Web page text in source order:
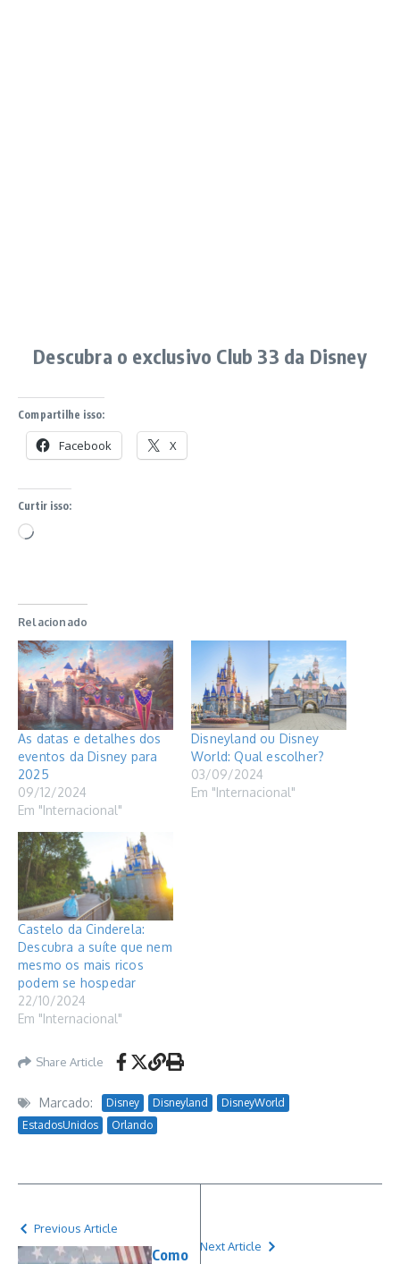
Descubra o exclusivo Club 33 da Disney
Compartilhe isso:
Facebook X
Curtir isso:
Carregando...
Relacionado
As datas e detalhes dos
eventos da Disney para
2025
09/12/2024
Em "Internacional"
Disneyland ou Disney
World: Qual escolher?
03/09/2024
Em "Internacional"
Castelo da Cinderela:
Descubra a suíte que nem
mesmo os mais ricos
podem se hospedar
22/10/2024
Em "Internacional"
Share Article
Marcado: Disney Disneyland
DisneyWorld
EstadosUnidos
Orlando
Previous Article
Como Next Article